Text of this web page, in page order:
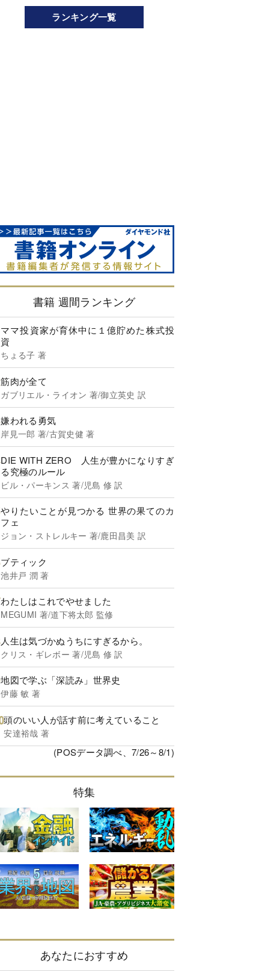
ランキング一覧
書籍 週間ランキング
ママ投資家が育休中に１億貯めた株式投
資
ちょる子 著
筋肉が全て
ガブリエル・ライオン 著/御立英史 訳
嫌われる勇気
岸見一郎 著/古賀史健 著
DIE WITH ZERO 人生が豊かになりすぎ
る究極のルール
ビル・パーキンス 著/児島 修 訳
やりたいことが見つかる 世界の果てのカ
フェ
ジョン・ストレルキー 著/鹿田昌美 訳
ブティック
池井戸 潤 著
わたしはこれでやせました
MEGUMI 著/道下将太郎 監修
人生は気づかぬうちにすぎるから。
クリス・ギレボー 著/児島 修 訳
地図で学ぶ「深読み」世界史
伊藤 敏 著
頭のいい人が話す前に考えていること
安達裕哉 著
(POSデータ調べ、7/26～8/1)
特集
あなたにおすすめ